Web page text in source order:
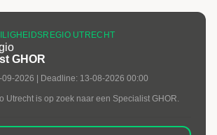
UTRECHT
GHOR
09-2026 | Deadline: 13-08-2026 00:00
Utrecht is op zoek naar een Specialist GHOR.